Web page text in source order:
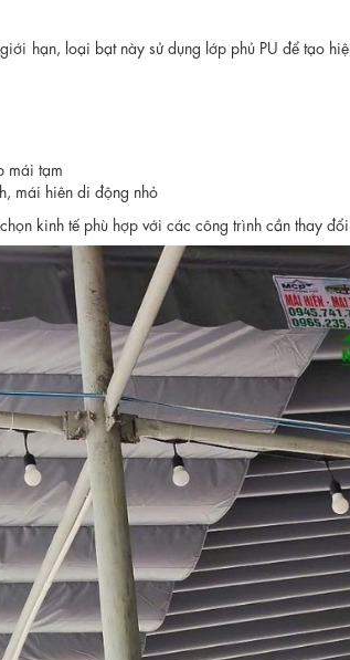
hạn, loại bạt này sử dụng lớp phủ PU để tạo
mái tạm
mái hiên di động nhỏ
kinh tế phù hợp với các công trình cần thay